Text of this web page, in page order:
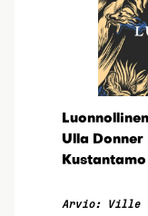
Ulla Donner
Kustantamo
Arvio: Ville